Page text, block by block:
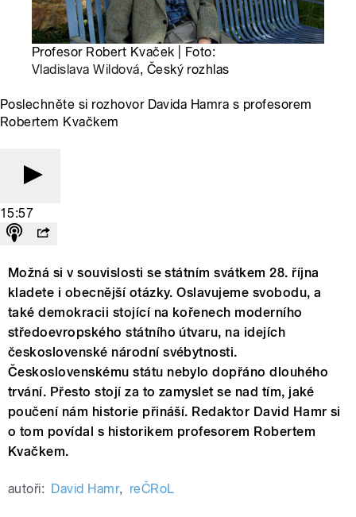
Profesor Robert Kvaček | Foto:
Vladislava Wildová, Český rozhlas
Poslechněte si rozhovor Davida Hamra s profesorem
Robertem Kvačkem
15:57
Možná si v souvislosti se státním svátkem 28. října
kladete i obecnější otázky. Oslavujeme svobodu, a
také demokracii stojící na kořenech moderního
středoevropského státního útvaru, na idejích
československé národní svébytnosti.
Československému státu nebylo dopřáno dlouhého
trvání. Přesto stojí za to zamyslet se nad tím, jaké
poučení nám historie přináší. Redaktor David Hamr si
o tom povídal s historikem profesorem Robertem
Kvačkem.
autoři: David Hamr, reČRoL